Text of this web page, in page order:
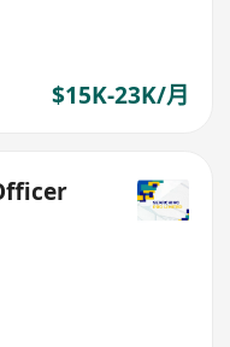
$15K-23K/月